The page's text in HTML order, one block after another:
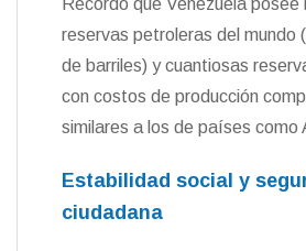
reservas petroleras del mundo
de barriles) y cuantiosas
con costos de producción
similares a los de países como
Estabilidad social y
ciudadana